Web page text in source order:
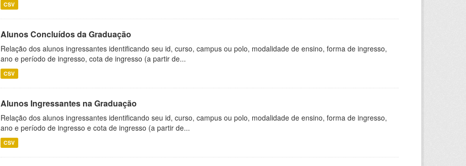
CSV
Alunos Concluídos da Graduação
Relação dos alunos ingressantes identificando seu id, curso, campus ou polo, modalidade de ensino, forma de ingresso,
ano e período de ingresso, cota de ingresso (a partir de...
CSV
Alunos Ingressantes na Graduação
Relação dos alunos ingressantes identificando seu id, curso, campus ou polo, modalidade de ensino, forma de ingresso,
ano e período de ingresso e cota de ingresso (a partir de...
CSV